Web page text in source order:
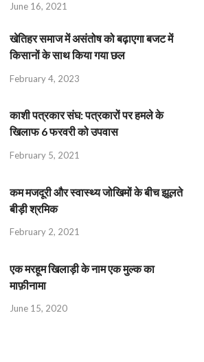
June 16, 2021
खेतिहर समाज में असंतोष को बढ़ाएगा बजट में
किसानों के साथ किया गया छल
February 4, 2023
काशी पत्रकार संघ: पत्रकारों पर हमले के
खिलाफ 6 फरवरी को उपवास
February 5, 2021
कम मजदूरी और स्वास्थ्य जोखिमों के बीच झूलते
बीड़ी श्रमिक
February 2, 2021
एक मरहूम खिलाड़ी के नाम एक मुल्क का
माफ़ीनामा
June 15, 2020